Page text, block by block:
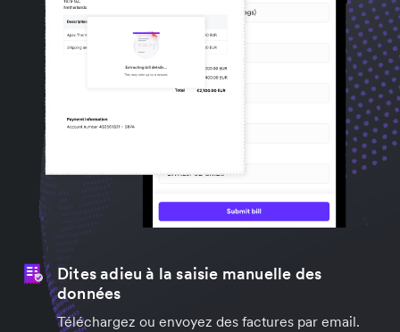
Dites adieu à la saisie manuelle des
données
Téléchargez ou envoyez des factures par email.